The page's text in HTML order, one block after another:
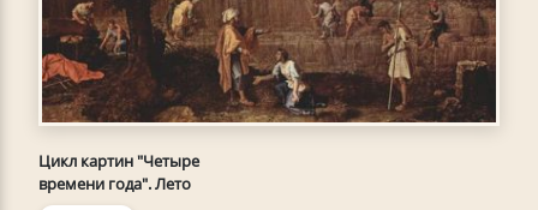
Цикл картин "Четыре
времени года". Лето